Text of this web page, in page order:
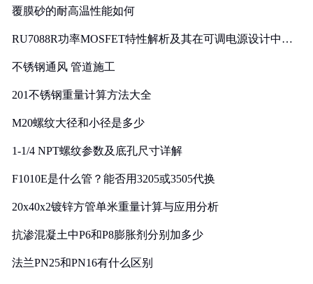
覆膜砂的耐高温性能如何
RU7088R功率MOSFET特性解析及其在可调电源设计中的
不锈钢通风 管道施工
201不锈钢重量计算方法大全
M20螺纹大径和小径是多少
1-1/4 NPT螺纹参数及底孔尺寸详解
F1010E是什么管？能否用3205或3505代换
20x40x2镀锌方管单米重量计算与应用分析
抗渗混凝土中P6和P8膨胀剂分别加多少
法兰PN25和PN16有什么区别